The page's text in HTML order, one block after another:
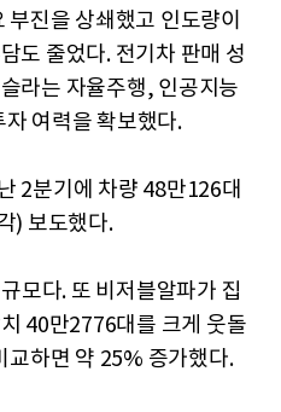
진을 상쇄했고 인도량이
도 줄었다. 전기차 판매 성
라는 자율주행, 인공지능
여력을 확보했다.
2분기에 차량 48만126대
) 보도했다.
모다. 또 비저블알파가 집
40만2776대를 크게 웃돌
교하면 약 25% 증가했다.